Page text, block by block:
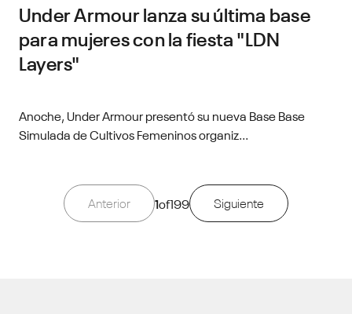
Under Armour lanza su última base
para mujeres con la fiesta "LDN
Layers"
Anoche, Under Armour presentó su nueva Base Base
Simulada de Cultivos Femeninos organiz...
Anterior 1of199 Siguiente